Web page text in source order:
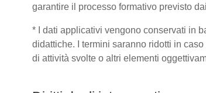
garantire il processo formativo previsto
* I dati applicativi vengono conservati in
didattiche. I termini saranno ridotti in
di attività svolte o altri elementi